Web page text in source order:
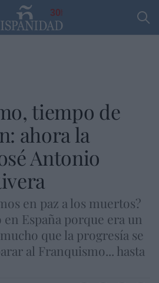
30
tiempo de
ahora la
Antonio
en paz a los muertos?
España porque era un
que la progresía se
al Franquismo... hasta